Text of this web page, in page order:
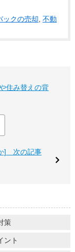
ックの売却 不動
住み替えの背
] 次の記事
策
ント